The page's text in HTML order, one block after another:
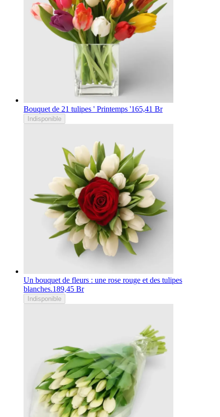
Bouquet de 21 tulipes ' Printemps '165,41 Br
Indisponible
Un bouquet de fleurs : une rose rouge et des tulipes
blanches.189,45 Br
Indisponible